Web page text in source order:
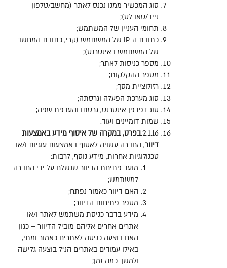
סוג המכשיר ממנו נכנס לאתר (מחשב/טלפון
נייד/טאבלט);
תחומי העניין של המשתמש;
כתובת ה-IP של המשתמש (קרי, כתובת המחשב
של המשתמש באינטרנט);
מספר כניסות לאתר;
מספר ההקלקות;
רזולוציית מסך;
סוג מערכת הפעלה וגרסתה;
סוג דפדפן אינטרנט, גרסתו והעדפת שפה;
שמות דומיינים ועוד.
2.1.16.בפרט,במקרה של איסוף מידע באמצעות
דיוור, החברה עשויה לאסוף באמצעות עוגיות ו/או
טכנולוגיות אחרות, מידע נוסף, לרבות:
מועד פתיחת הדיוור שנשלח על ידי החברה
למשתמש;
האם דיוור כאמור נפתח;
מספר פתיחות הדיוור;
מידע בדבר כניסת משתמש לאתר ו/או
אתרים אחרים אליהם מוביל הדיוור – כגון
האם בוצעה כניסה לאתרים כאמור ומתי,
באילו עמודים באתרים הנ"ל בוצעה גלישה
ולמשך כמה זמן;